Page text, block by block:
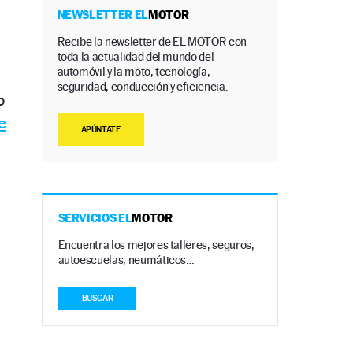
NEWSLETTER ELMOTOR
Recibe la newsletter de EL MOTOR con
toda la actualidad del mundo del
automóvil y la moto, tecnología,
seguridad, conducción y eficiencia.
APÚNTATE
SERVICIOS ELMOTOR
Encuentra los mejores talleres, seguros,
autoescuelas, neumáticos…
BUSCAR